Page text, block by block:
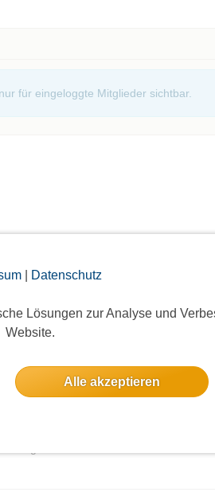
| Datenschutz
Lösungen zur Analyse und
Website.
Alle akzeptieren
für eingeloggte Mitglieder sichtbar.
13. Mai - 2 für einen